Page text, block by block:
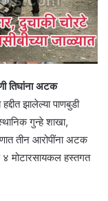
तिघांना अटक
झालेल्या पाणबुडी
गुन्हे शाखा,
तीन आरोपींना अटक
४ मोटारसायकल हस्तगत